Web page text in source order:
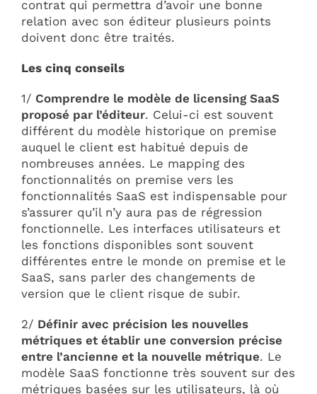
contrat qui permettra d’avoir une bonne
relation avec son éditeur plusieurs points
doivent donc être traités.
Les cinq conseils
1/ Comprendre le modèle de licensing SaaS
proposé par l’éditeur. Celui-ci est souvent
différent du modèle historique on premise
auquel le client est habitué depuis de
nombreuses années. Le mapping des
fonctionnalités on premise vers les
fonctionnalités SaaS est indispensable pour
s’assurer qu’il n’y aura pas de régression
fonctionnelle. Les interfaces utilisateurs et
les fonctions disponibles sont souvent
différentes entre le monde on premise et le
SaaS, sans parler des changements de
version que le client risque de subir.
2/ Définir avec précision les nouvelles
métriques et établir une conversion précise
entre l’ancienne et la nouvelle métrique. Le
modèle SaaS fonctionne très souvent sur des
métriques basées sur les utilisateurs, là où